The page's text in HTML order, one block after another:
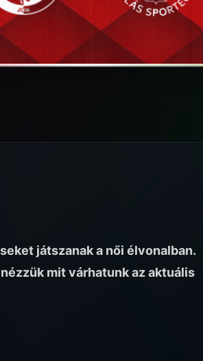
játszanak a női élvonalban.
mit várhatunk az aktuális